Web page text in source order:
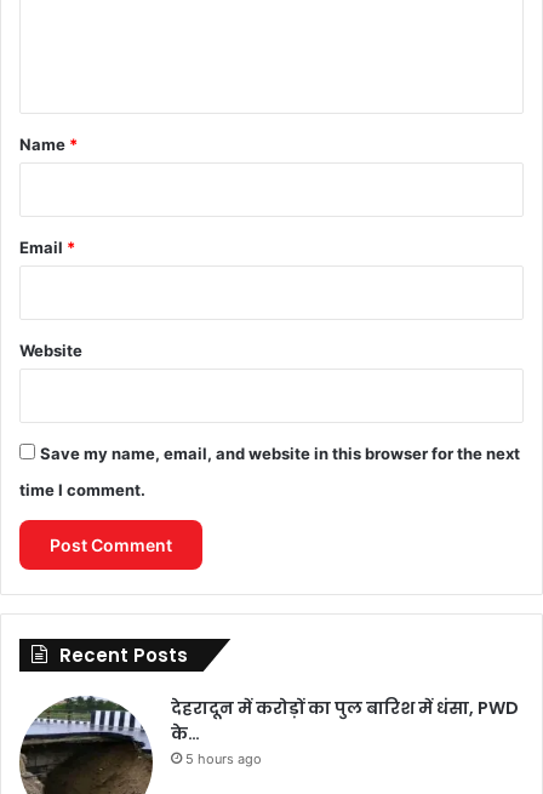
*
Name *
Email *
Website
Save my name, email, and website in this browser for the next
time I comment.
Recent Posts
देहरादून में करोड़ों का पुल बारिश में धंसा, PWD
के…
5 hours ago